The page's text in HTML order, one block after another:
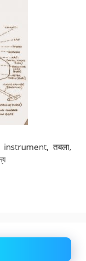
तबला,